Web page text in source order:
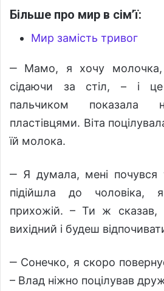
Більше про мир в сім’ї:
Мир замість тривог
‒ Мамо, я хочу молочка,
сідаючи за стіл, – і
пальчиком
пластівцями. Віта
їй молока.
‒ Я думала, мені почувся
підійшла до чоловіка,
прихожій. – Ти ж сказав,
вихідний і будеш
‒ Сонечко, я скоро
– Влад ніжно поцілував